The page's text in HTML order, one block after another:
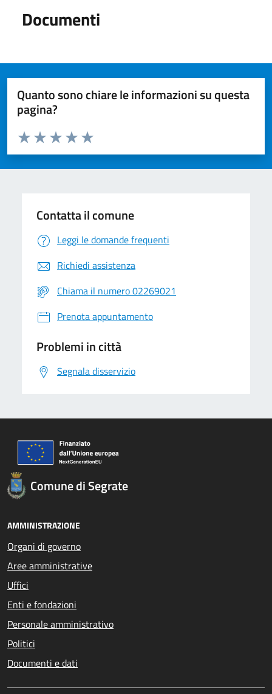
Documenti
Quanto sono chiare le informazioni su questa
pagina?
Valuta da 1 a 5 stelle la pagina
Valuta 5 stelle su 5
Valuta 4 stelle su 5
Valuta 3 stelle su 5
Valuta 2 stelle su 5
Valuta 1 stelle su 5
Contatta il comune
Leggi le domande frequenti
Richiedi assistenza
Chiama il numero 02269021
Prenota appuntamento
Problemi in città
Segnala disservizio
Comune di Segrate
AMMINISTRAZIONE
Organi di governo
Aree amministrative
Uffici
Enti e fondazioni
Personale amministrativo
Politici
Documenti e dati